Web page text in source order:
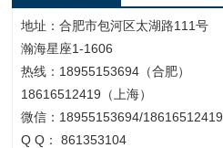
地址：合肥市包河区太湖路111号
瀚海星座1-1606
热线：18955153694（合肥）
18616512419（上海）
微信：18955153694/18616512419
Q Q： 861353104